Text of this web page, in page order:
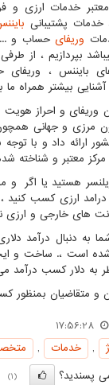
معتبر خدمات ارزی و
پشتیبانی
وریفای
بپردازیم ، از
بایننس ،
بیشتر همراه ما
وریفای و احراز
مرزی و جهانی
ارائه داد و با
معتبر و شناخته
هستید یا اگر
درامد ارزی کسب
های خارجی و ارزی
به دنبال درآمد
است ،. ساخت و
به دلار کسب درآمد
و متقاضیان بمنظور
17:56:28
, خدمات ,
پسندید؟
(1)